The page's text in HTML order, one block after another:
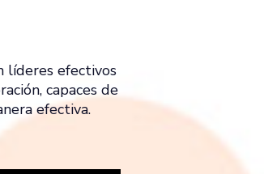
líderes efectivos
capaces de
efectiva.